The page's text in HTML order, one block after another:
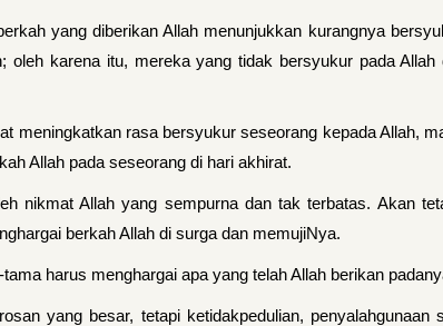
yang diberikan Allah menunjukkan kurangnya
oleh karena itu, mereka yang tidak bersyukur pada Allah
meningkatkan rasa bersyukur seseorang kepada Allah,
Allah pada seseorang di hari akhirat.
nikmat Allah yang sempurna dan tak terbatas. Akan
berkah Allah di surga dan memujiNya.
harus menghargai apa yang telah Allah berikan
yang besar, tetapi ketidakpedulian,